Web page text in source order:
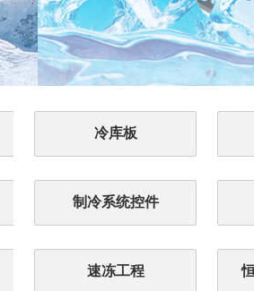
冷库板
制冷系统控件
速冻工程